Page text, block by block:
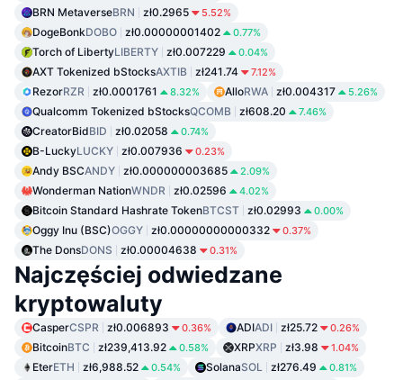
BRN MetaverseBRN zł0.2965 5.52%
DogeBonkDOBO zł0.00000001402 0.77%
Torch of LibertyLIBERTY zł0.007229 0.04%
AXT Tokenized bStocksAXTIB zł241.74 7.12%
RezorRZR zł0.0001761 8.32% AlloRWA zł0.004317 5.26%
Qualcomm Tokenized bStocksQCOMB zł608.20 7.46%
CreatorBidBID zł0.02058 0.74%
B-LuckyLUCKY zł0.007936 0.23%
Andy BSCANDY zł0.000000003685 2.09%
Wonderman NationWNDR zł0.02596 4.02%
Bitcoin Standard Hashrate TokenBTCST zł0.02993 0.00%
Oggy Inu (BSC)OGGY zł0.00000000000332 0.37%
The DonsDONS zł0.00004638 0.31%
Najczęściej odwiedzane
kryptowaluty
CasperCSPR zł0.006893 0.36% ADIADI zł25.72 0.26%
BitcoinBTC zł239,413.92 0.58% XRPXRP zł3.98 1.04%
EterETH zł6,988.52 0.54% SolanaSOL zł276.49 0.81%